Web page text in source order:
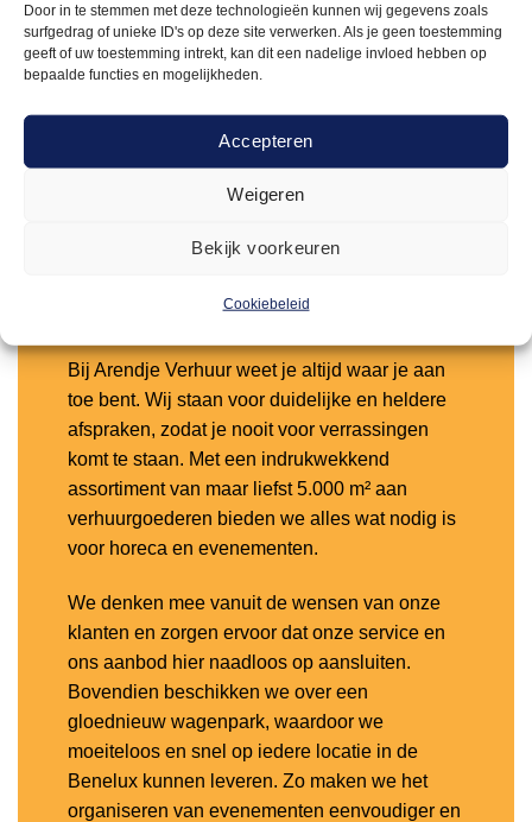
Door in te stemmen met deze technologieën kunnen wij gegevens zoals
surfgedrag of unieke ID's op deze site verwerken. Als je geen toestemming
geeft of uw toestemming intrekt, kan dit een nadelige invloed hebben op
bepaalde functies en mogelijkheden.
Accepteren
Weigeren
Bekijk voorkeuren
Cookiebeleid
VLOEREN & LOPERS
Donkergroen loper 2m breed | 5m lang 150,00
Bij Arendje Verhuur weet je altijd waar je aan
toe bent. Wij staan voor duidelijke en heldere
afspraken, zodat je nooit voor verrassingen
komt te staan. Met een indrukwekkend
assortiment van maar liefst 5.000 m² aan
verhuurgoederen bieden we alles wat nodig is
voor horeca en evenementen.
We denken mee vanuit de wensen van onze
klanten en zorgen ervoor dat onze service en
ons aanbod hier naadloos op aansluiten.
Bovendien beschikken we over een
gloednieuw wagenpark, waardoor we
moeiteloos en snel op iedere locatie in de
Benelux kunnen leveren. Zo maken we het
organiseren van evenementen eenvoudiger en